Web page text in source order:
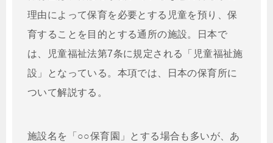
理由によって保育を必要とする児童を預り、保
育することを目的とする通所の施設。日本で
は、児童福祉法第7条に規定される「児童福祉施
設」となっている。本項では、日本の保育所に
ついて解説する。
施設名を「○○保育園」とする場合も多いが、あ